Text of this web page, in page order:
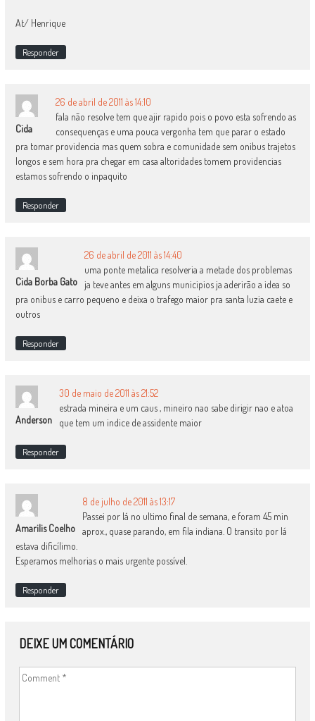
At/ Henrique
Responder
Cida
26 de abril de 2011 às 14:10
fala não resolve tem que ajir rapido pois o povo esta sofrendo as
consequenças e uma pouca vergonha tem que parar o estado
pra tomar providencia mas quem sobra e comunidade sem onibus trajetos
longos e sem hora pra chegar em casa altoridades tomem providencias
estamos sofrendo o inpaquito
Responder
Cida Borba Gato
26 de abril de 2011 às 14:40
uma ponte metalica resolveria a metade dos problemas
ja teve antes em alguns municipios ja aderirão a idea so
pra onibus e carro pequeno e deixa o trafego maior pra santa luzia caete e
outros
Responder
Anderson
30 de maio de 2011 às 21:52
estrada mineira e um caus , mineiro nao sabe dirigir nao e atoa
que tem um indice de assidente maior
Responder
Amarilis Coelho
8 de julho de 2011 às 13:17
Passei por lá no ultimo final de semana, e foram 45 min
aprox., quase parando, em fila indiana. O transito por lá
estava dificílimo.
Esperamos melhorias o mais urgente possível.
Responder
DEIXE UM COMENTÁRIO